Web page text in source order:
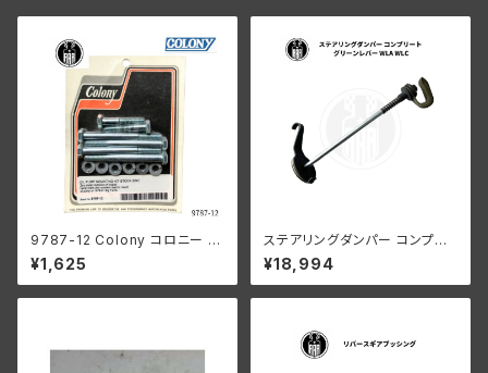
9787-12 Colony コロニー オ
イルポンプ マウント キット 亜鉛
メッキ ハーレーダビッドソン 19
78−91年 ビッグツイン
¥1,625
ステアリングダンパー コンプリ
ート グリーンレバー ハーレーダ
ビッドソン WLA WLC
¥18,994